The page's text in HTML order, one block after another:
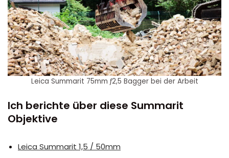
Leica Summarit 75mm ƒ2,5 Bagger bei der Arbeit
Ich berichte über diese Summarit
Objektive
Leica Summarit 1,5 / 50mm